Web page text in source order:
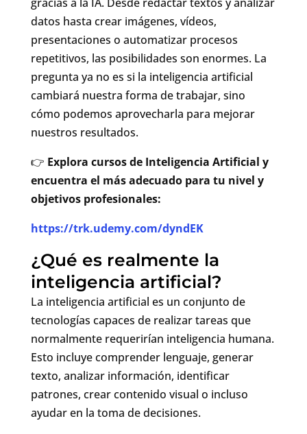
datos hasta crear imágenes, vídeos,
presentaciones o automatizar procesos
repetitivos, las posibilidades son enormes. La
pregunta ya no es si la inteligencia artificial
cambiará nuestra forma de trabajar, sino
cómo podemos aprovecharla para mejorar
nuestros resultados.
👉 Explora cursos de Inteligencia Artificial y
encuentra el más adecuado para tu nivel y
objetivos profesionales:
https://trk.udemy.com/dyndEK
¿Qué es realmente la
inteligencia artificial?
La inteligencia artificial es un conjunto de
tecnologías capaces de realizar tareas que
normalmente requerirían inteligencia humana.
Esto incluye comprender lenguaje, generar
texto, analizar información, identificar
patrones, crear contenido visual o incluso
ayudar en la toma de decisiones.